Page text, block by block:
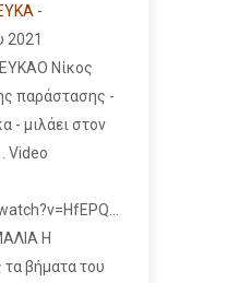
-
2021
Νίκος
παράστασης -
- μιλάει στον
Video
Η
βήματα του